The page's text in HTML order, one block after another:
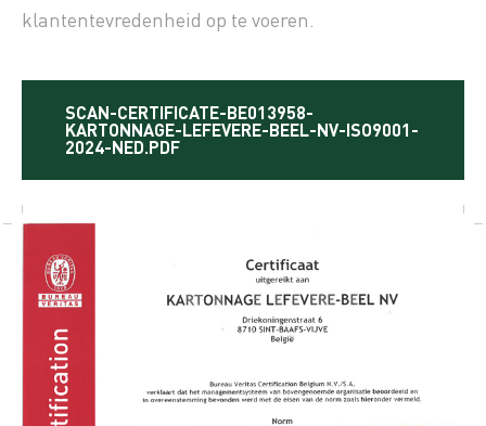
klantentevredenheid op te voeren.
SCAN-CERTIFICATE-BE013958-
KARTONNAGE-LEFEVERE-BEEL-NV-ISO9001-
2024-NED.PDF